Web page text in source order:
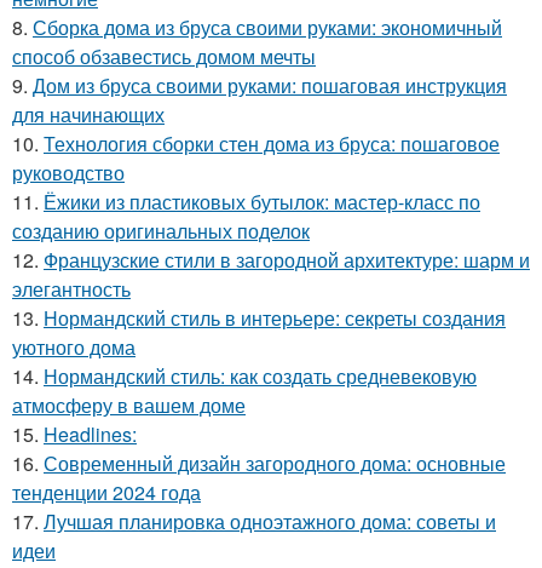
8. Сборка дома из бруса своими руками: экономичный
способ обзавестись домом мечты
9. Дом из бруса своими руками: пошаговая инструкция
для начинающих
10. Технология сборки стен дома из бруса: пошаговое
руководство
11. Ёжики из пластиковых бутылок: мастер-класс по
созданию оригинальных поделок
12. Французские стили в загородной архитектуре: шарм и
элегантность
13. Нормандский стиль в интерьере: секреты создания
уютного дома
14. Нормандский стиль: как создать средневековую
атмосферу в вашем доме
15. Headlines:
16. Современный дизайн загородного дома: основные
тенденции 2024 года
17. Лучшая планировка одноэтажного дома: советы и
идеи